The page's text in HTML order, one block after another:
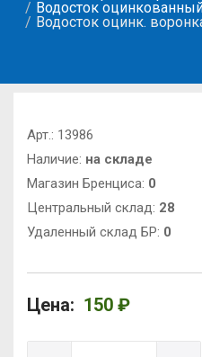
Водосток
Водосток оцинк.
Арт.: 13986
Наличие: на складе
Магазин Бренциса: 0
Центральный склад: 28
Удаленный склад БР: 0
Цена: 150 ₽